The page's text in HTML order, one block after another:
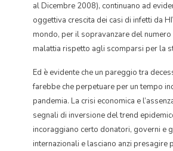
al Dicembre 2008), continuano ad
oggettiva crescita dei casi di infetti da
mondo, per il sopravanzare del numero
malattia rispetto agli scomparsi per la
Ed è evidente che un pareggio tra
farebbe che perpetuare per un tempo
pandemia. La crisi economica e
segnali di inversione del trend
incoraggiano certo donatori, governi e
internazionali e lasciano anzi presagire